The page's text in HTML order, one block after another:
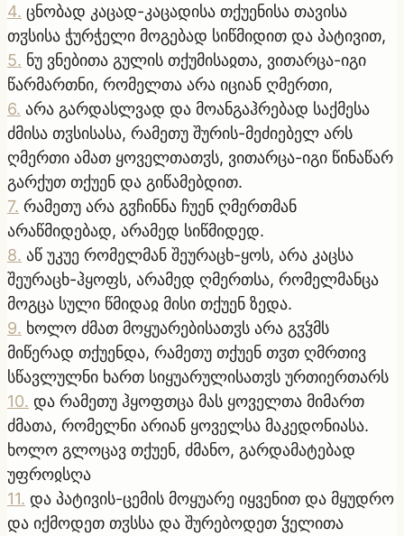
4. ცნობად კაცად-კაცადისა თქუენისა თავისა
თჳსისა ჭურჭელი მოგებად სიწმიდით და პატივით,
5. ნუ ვნებითა გულის თქუმისაჲთა, ვითარცა-იგი
წარმართნი, რომელთა არა იციან ღმერთი,
6. არა გარდასლვად და მოანგაჰრებად საქმესა
ძმისა თჳსისასა, რამეთუ შურის-მეძიებელ არს
ღმერთი ამათ ყოველთათჳს, ვითარცა-იგი წინაწარ
გარქუთ თქუენ და გიწამებდით.
7. რამეთუ არა გჳჩინნა ჩუენ ღმერთმან
არაწმიდებად, არამედ სიწმიდედ.
8. აწ უკუე რომელმან შეურაცხ-ყოს, არა კაცსა
შეურაცხ-ჰყოფს, არამედ ღმერთსა, რომელმანცა
მოგცა სული წმიდაჲ მისი თქუენ ზედა.
9. ხოლო ძმათ მოყუარებისათჳს არა გჳჴმს
მიწერად თქუენდა, რამეთუ თქუენ თჳთ ღმრთივ
სწავლულნი ხართ სიყუარულისათჳს ურთიერთარს
10. და რამეთუ ჰყოფთცა მას ყოველთა მიმართ
ძმათა, რომელნი არიან ყოველსა მაკედონიასა.
ხოლო გლოცავ თქუენ, ძმანო, გარდამატებად
უფროჲსღა
11. და პატივის-ცემის მოყუარე იყვენით და მყუდრო
და იქმოდეთ თჳსსა და შურებოდეთ ჴელითა